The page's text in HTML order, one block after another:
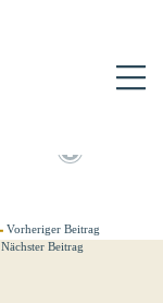
Vorheriger Beitrag
Nächster Beitrag